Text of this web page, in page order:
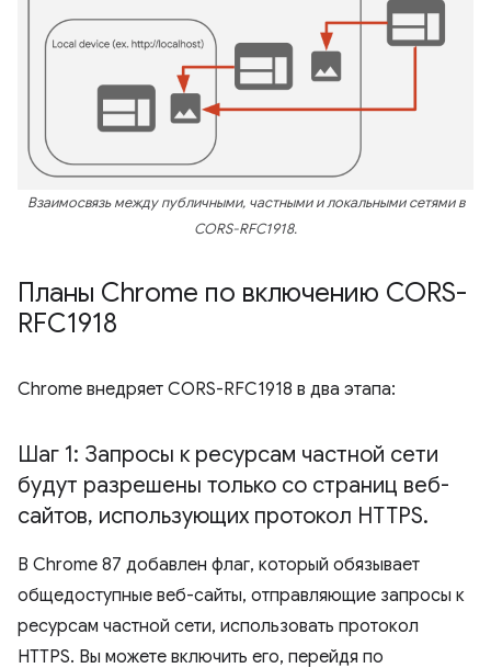
Взаимосвязь между публичными, частными и локальными сетями в
CORS-RFC1918.
Планы Chrome по включению CORS-
RFC1918
Chrome внедряет CORS-RFC1918 в два этапа:
Шаг 1: Запросы к ресурсам частной сети
будут разрешены только со страниц веб-
сайтов, использующих протокол HTTPS.
В Chrome 87 добавлен флаг, который обязывает
общедоступные веб-сайты, отправляющие запросы к
ресурсам частной сети, использовать протокол
HTTPS. Вы можете включить его, перейдя по